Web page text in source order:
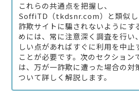
これらの共通点を把握し、
SoffiTD（tkdsnr.com）と類似し
詐欺サイトに騙されないようにす
めには、常に注意深く調査を行い
しい点があればすぐに利用を中止
ことが必要です。次のセクション
は、万が一詐欺に遭った場合の対
ついて詳しく解説します。